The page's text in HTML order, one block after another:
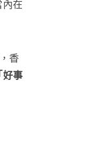
內在
香
好事